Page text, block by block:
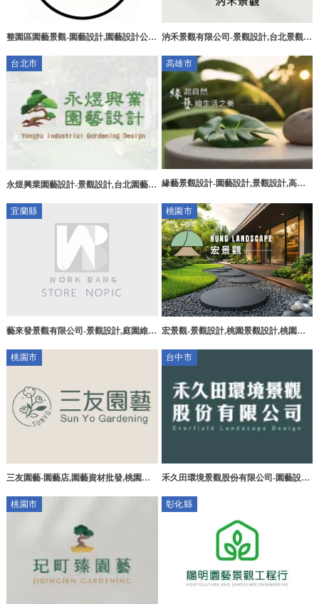
整園區園藝景觀-園藝設計,園藝設計公
汭禾景觀有限公司-景觀設計,台北景觀設
設計,淡水區景觀園藝工程
台北市
永煜興業園藝設計-景觀設計,台北園藝保
計,大同區景觀設計
高雄市
緣藝景觀設計-園藝設計,景觀設計,高雄
計,仁武區景觀設計
宜蘭縣
藝來發景觀有限公司-景觀設計,庭園維
桃園市
宏景觀-景觀設計,桃園景觀設計,桃園景
桃園市
三友園藝-園藝店,園藝資材批發,桃園園
設計
台中市
禾久田環境景觀股份有限公司-園藝設計,
園藝設計公司
桃園市 彰化縣